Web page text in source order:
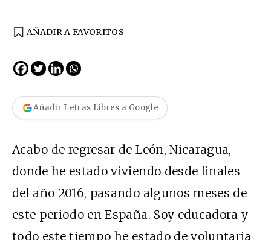
AÑADIR A FAVORITOS
Añadir Letras Libres a Google
Acabo de regresar de León, Nicaragua,
donde he estado viviendo desde finales
del año 2016, pasando algunos meses de
este periodo en España. Soy educadora y
todo este tiempo he estado de voluntaria